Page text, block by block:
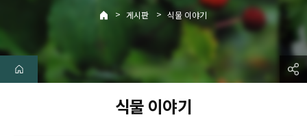
> 게시판 > 식물 이야기
식물 이야기